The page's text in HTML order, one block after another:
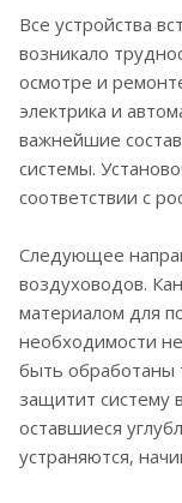
Все устройства
возникало
осмотре и
электрика и
важнейшие
системы.
соответствии с
Следующее
воздуховодов.
материалом для
необходимости
быть обработаны
защитит систему
оставшиеся
устраняются,